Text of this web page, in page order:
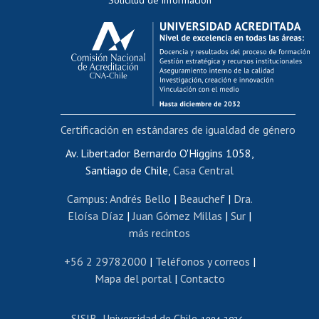
Calificación académica
Postulación al AUCAI
Funcionarias/os
Cursos internos de capacitación
Bienestar del personal
Portal de movilidad interna
Certificado de renta
Certificado de renta honorarios
Editar páginas blancas
Extranjeras/os
Revalidación y reconocimiento de títulos
Postulación al Programa de Movilidad Estudiantil
Av. Libertador Bernardo O'Higgins 1058,
Santiago de Chile, Casa Central
Campus: Andrés Bello | Beauchef| Dra.
Eloísa Díaz | Juan Gómez Millas | Sur |
más recintos
+56 2 29782000 | Teléfonos y correos |
Mapa del portal| Contacto
Certificación en estándares de igualdad de género